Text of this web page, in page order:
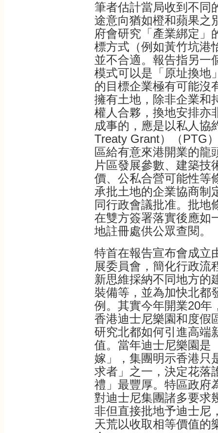
筆者估計當局收到不同
途意向猶如橙和蘋果之
府會研究「產業綁定」
標方式（例如黃竹坑港
並不合適。報告指另一
模式可以是「原址換地
的目標企業極有可能沒
擁有土地，除非企業和
權人合夥，換地安排亦
成事的，應是以私人協
Treaty Grant）（PTG
區給有意來港開業的龍
片區發展參數、建築技
價、公私合營可能性等
承批土地的企業協商制
同行政會議批准。批地
在雙方簽署落實後應如
地註冊處供公眾查閱。
特首在報告宣布會成立
展委員會，簡化行政流
新思維採納不同地方的
裝備等，並為加快北都
例。其實今年開業20年
香港迪士尼樂園和度假
研究北都如何引進高端
值。當年迪士尼樂園是
嫁」，集團明示香港只
求者」之一，決定花落
禮」最豐厚。特區政府
對迪士尼集團諸多要求
非但直接批地予迪士尼
天荒以收取相等價值的